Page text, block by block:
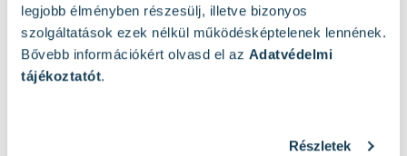
legjobb élményben részesülj, illetve bizonyos
szolgáltatások ezek nélkül működésképtelenek lennének.
Bővebb információkért olvasd el az Adatvédelmi
tájékoztatót.
Részletek